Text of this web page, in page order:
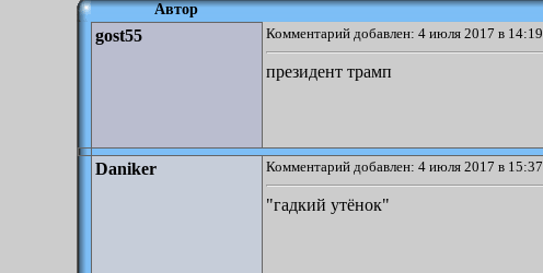
Автор
gost55 Комментарий добавлен: 4 июля 2017 в 14:19
президент трамп
Daniker Комментарий добавлен: 4 июля 2017 в 15:37
"гадкий утёнок"